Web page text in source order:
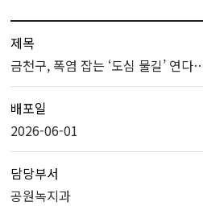
제목
금천구, 폭염 잡는 ‘도심 물길’ 연
배포일
2026-06-01
담당부서
공원녹지과